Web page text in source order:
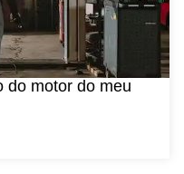
do motor do meu